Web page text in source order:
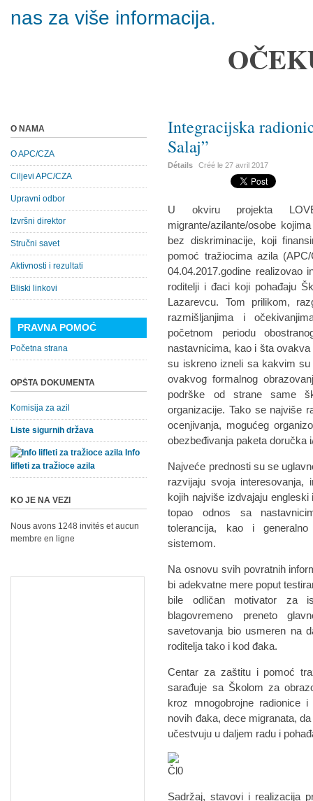
nas za više informacija.
Integracijska
Salaj”
Détails Créé le27 avril 2017
U okviru projekta
migrante/azilante/osobe
bez diskriminacije, koji
pomoć tražiocima azila
04.04.2017.godine realizovao
roditelji i đaci koji pohađaju
Lazarevcu. Tom prilikom,
razmišljanjima i
početnom periodu
nastavnicima, kao i šta
su iskreno izneli sa kakvim
ovakvog formalnog
podrške od strane same
organizacije. Tako se najviše
ocenjivanja, mogućeg
obezbeđivanja paketa doručka
Najveće prednosti su se
razvijaju svoja interesovanja,
kojih najviše izdvajaju
topao odnos sa
tolerancija, kao i
sistemom.
Na osnovu svih povratnih
bi adekvatne mere poput
bile odličan motivator za
blagovremeno preneto
savetovanja bio usmeren na
roditelja tako i kod đaka.
Centar za zaštitu i pomoć
sarađuje sa Školom za
kroz mnogobrojne radionice
novih đaka, dece migranata,
učestvuju u daljem radu i
Sadržaj, stavovi i realizacija
O NAMA
O APC/CZA
Ciljevi APC/CZA
Upravni odbor
Izvršni direktor
Stručni savet
Aktivnosti i rezultati
Bliski linkovi
PRAVNA POMOĆ
Početna strana
OPŠTA DOKUMENTA
Komisija za azil
Liste sigurnih država
Info
lifleti za tražioce azila
KO JE NA VEZI
Nous avons 1248 invités et aucun
membre en ligne